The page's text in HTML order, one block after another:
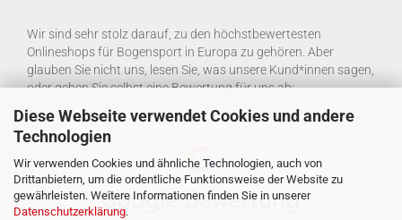
Diese Webseite verwendet Cookies und andere
Technologien
Wir verwenden Cookies und ähnliche Technologien, auch von
Drittanbietern, um die ordentliche Funktionsweise der Website zu
gewährleisten. Weitere Informationen finden Sie in unserer
Datenschutzerklärung.
Wir sind sehr stolz darauf, zu den höchstbewertesten
Onlineshops für Bogensport in Europa zu gehören. Aber
glauben Sie nicht uns, lesen Sie, was unsere Kund*innen sagen,
oder geben Sie selbst eine Bewertung für uns ab: